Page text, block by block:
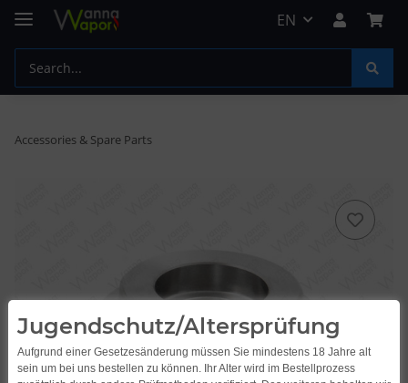
EN
Accessories & Spare Parts
Jugendschutz/Altersprüfung
Aufgrund einer Gesetzesänderung müssen Sie mindestens 18 Jahre alt
sein um bei uns bestellen zu können. Ihr Alter wird im Bestellprozess